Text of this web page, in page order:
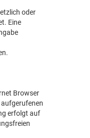
oder
Eine
Browser
erfolgt auf